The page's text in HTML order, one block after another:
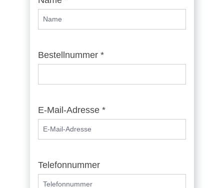
Bestellnummer *
E-Mail-Adresse *
Telefonnummer